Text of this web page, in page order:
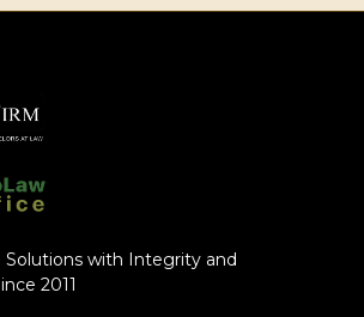
Solutions with Integrity and
2011